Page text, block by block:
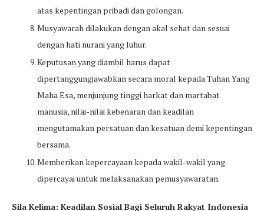
atas kepentingan pribadi dan golongan.
Musyawarah dilakukan dengan akal sehat dan sesuai
dengan hati nurani yang luhur.
Keputusan yang diambil harus dapat
dipertanggungjawabkan secara moral kepada Tuhan Yang
Maha Esa, menjunjung tinggi harkat dan martabat
manusia, nilai-nilai kebenaran dan keadilan
mengutamakan persatuan dan kesatuan demi kepentingan
bersama.
Memberikan kepercayaan kepada wakil-wakil yang
dipercayai untuk melaksanakan pemusyawaratan.
Sila Kelima: Keadilan Sosial Bagi Seluruh Rakyat Indonesia